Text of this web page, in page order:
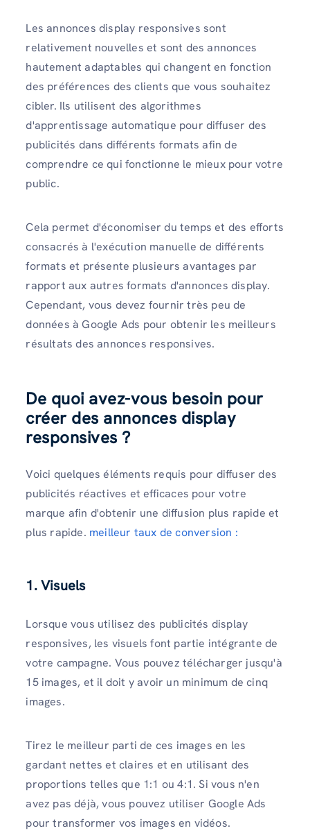
Les annonces display responsives sont
relativement nouvelles et sont des annonces
hautement adaptables qui changent en fonction
des préférences des clients que vous souhaitez
cibler. Ils utilisent des algorithmes
d'apprentissage automatique pour diffuser des
publicités dans différents formats afin de
comprendre ce qui fonctionne le mieux pour votre
public.
Cela permet d'économiser du temps et des efforts
consacrés à l'exécution manuelle de différents
formats et présente plusieurs avantages par
rapport aux autres formats d'annonces display.
Cependant, vous devez fournir très peu de
données à Google Ads pour obtenir les meilleurs
résultats des annonces responsives.
De quoi avez-vous besoin pour
créer des annonces display
responsives ?
Voici quelques éléments requis pour diffuser des
publicités réactives et efficaces pour votre
marque afin d'obtenir une diffusion plus rapide et
plus rapide. meilleur taux de conversion :
1. Visuels
Lorsque vous utilisez des publicités display
responsives, les visuels font partie intégrante de
votre campagne. Vous pouvez télécharger jusqu'à
15 images, et il doit y avoir un minimum de cinq
images.
Tirez le meilleur parti de ces images en les
gardant nettes et claires et en utilisant des
proportions telles que 1:1 ou 4:1. Si vous n'en
avez pas déjà, vous pouvez utiliser Google Ads
pour transformer vos images en vidéos.